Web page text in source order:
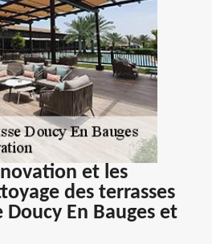
et les
des terrasses
En Bauges et